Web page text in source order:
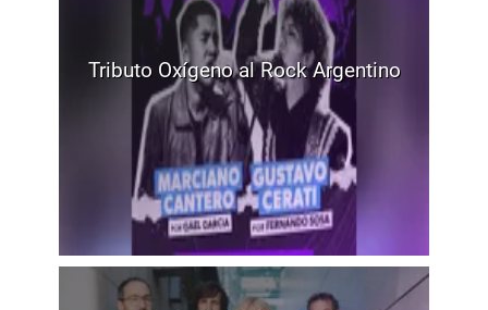
Tributo Oxígeno al Rock Argentino